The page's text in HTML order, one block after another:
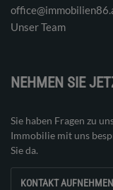
Unser Team
NEHMEN SIE
Sie haben Fragen zu
Immobilie mit uns
Sie da.
KONTAKT AUFNEHMEN